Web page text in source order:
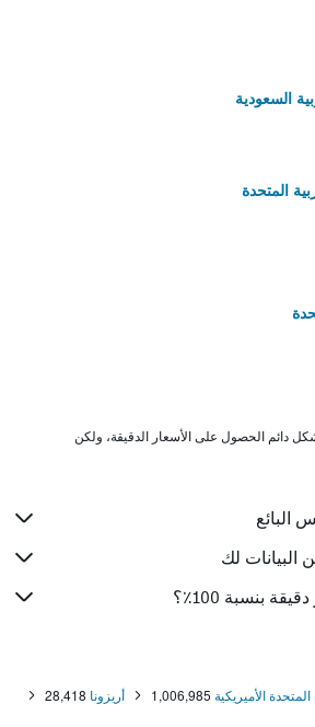
السعودية
المتحدة
البيانات لك
بنسبة 100٪؟
المتحدة الأميريكية 1,006,985 أريزونا 28,418